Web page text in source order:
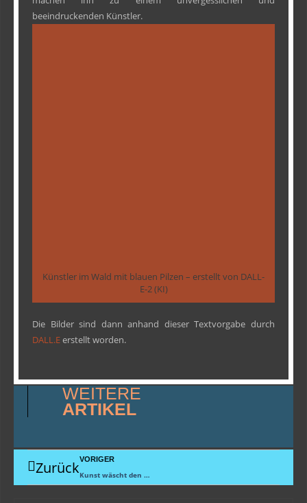
beeindruckenden Künstler.
Künstler im Wald mit blauen Pilzen – erstellt von DALL-
E-2 (KI)
Die Bilder sind dann anhand dieser Textvorgabe durch
DALL.Eerstellt worden.
WEITERE
ARTIKEL
ZurückVORIGER
Kunst wäscht den Staub von der Seele